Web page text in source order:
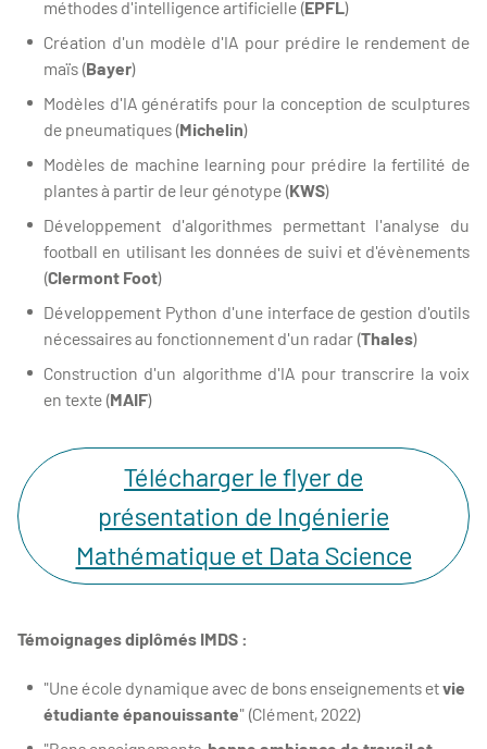
méthodes d'intelligence artificielle (EPFL )
Création d'un modèle d'IA pour prédire le rendement de
maïs (Bayer)
Modèles d'IA génératifs pour la conception de sculptures
de pneumatiques (Michelin)
Modèles de machine learning pour prédire la fertilité de
plantes à partir de leur génotype (KWS)
Développement d'algorithmes permettant l'analyse du
football en utilisant les données de suivi et d'évènements
(Clermont Foot)
Développement Python d'une interface de gestion d'outils
nécessaires au fonctionnement d'un radar (Thales)
Construction d'un algorithme d'IA pour transcrire la voix
en texte (MAIF)
Télécharger le flyer de
présentation de Ingénierie
Mathématique et Data Science
Témoignages diplômés IMDS :
"Une école dynamique avec de bons enseignements etvie
étudiante épanouissante" (Clément, 2022)